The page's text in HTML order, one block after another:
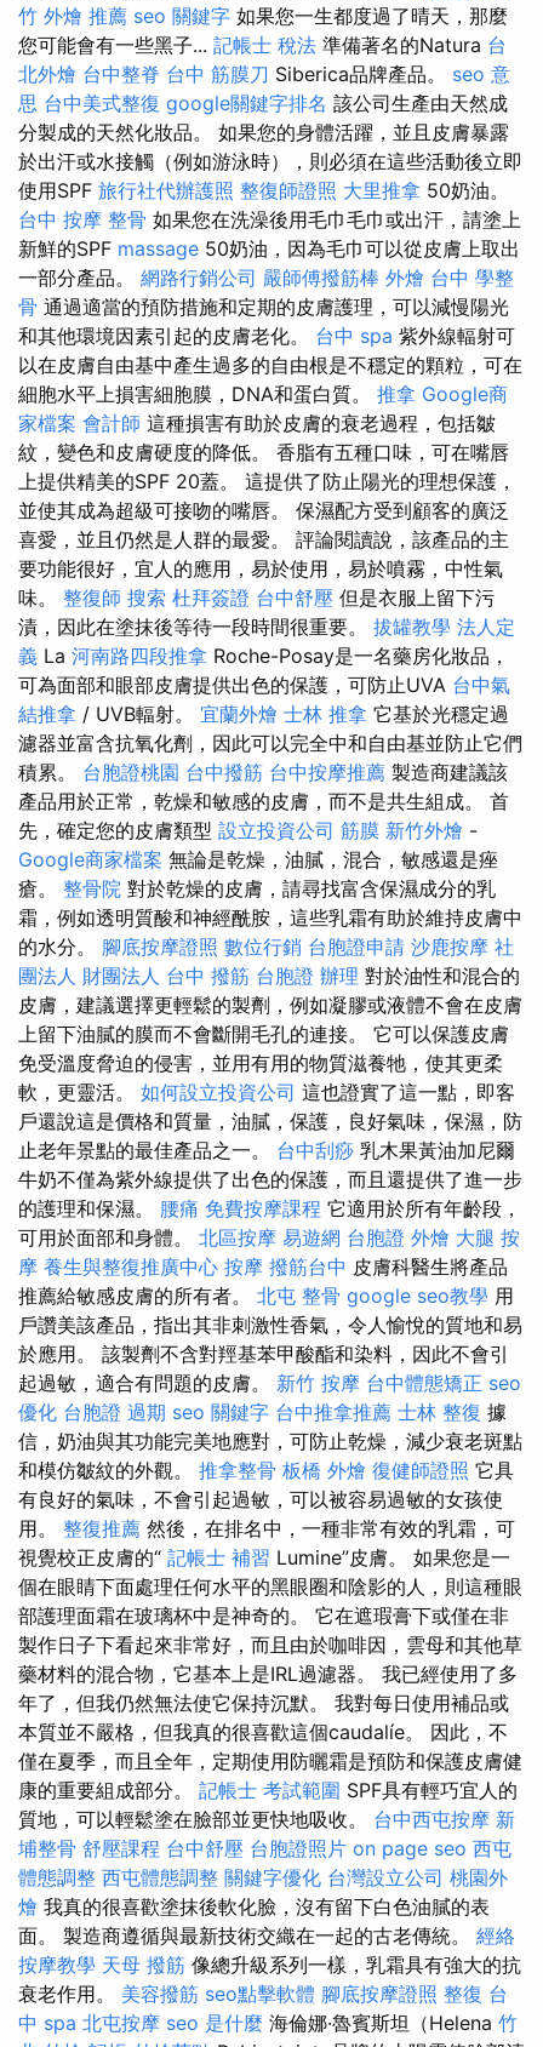
竹 外燴 推薦 seo 關鍵字 如果您一生都度過了晴天，那麼
您可能會有一些黑子... 記帳士 稅法 準備著名的Natura 台
北外燴 台中整脊 台中 筋膜刀 Siberica品牌產品。 seo 意
思 台中美式整復 google關鍵字排名 該公司生產由天然成
分製成的天然化妝品。 如果您的身體活躍，並且皮膚暴露
於出汗或水接觸（例如游泳時），則必須在這些活動後立即
使用SPF 旅行社代辦護照 整復師證照 大里推拿 50奶油。
台中 按摩 整骨 如果您在洗澡後用毛巾毛巾或出汗，請塗上
新鮮的SPF massage 50奶油，因為毛巾可以從皮膚上取出
一部分產品。 網路行銷公司 嚴師傅撥筋棒 外燴 台中 學整
骨 通過適當的預防措施和定期的皮膚護理，可以減慢陽光
和其他環境因素引起的皮膚老化。 台中 spa 紫外線輻射可
以在皮膚自由基中產生過多的自由根是不穩定的顆粒，可在
細胞水平上損害細胞膜，DNA和蛋白質。 推拿 Google商
家檔案 會計師 這種損害有助於皮膚的衰老過程，包括皺
紋，變色和皮膚硬度的降低。 香脂有五種口味，可在嘴唇
上提供精美的SPF 20蓋。 這提供了防止陽光的理想保護，
並使其成為超級可接吻的嘴唇。 保濕配方受到顧客的廣泛
喜愛，並且仍然是人群的最愛。 評論閱讀說，該產品的主
要功能很好，宜人的應用，易於使用，易於噴霧，中性氣
味。 整復師 搜索 杜拜簽證 台中舒壓 但是衣服上留下污
漬，因此在塗抹後等待一段時間很重要。 拔罐教學 法人定
義 La 河南路四段推拿 Roche-Posay是一名藥房化妝品，
可為面部和眼部皮膚提供出色的保護，可防止UVA 台中氣
結推拿 / UVB輻射。 宜蘭外燴 士林 推拿 它基於光穩定過
濾器並富含抗氧化劑，因此可以完全中和自由基並防止它們
積累。 台胞證桃園 台中撥筋 台中按摩推薦 製造商建議該
產品用於正常，乾燥和敏感的皮膚，而不是共生組成。 首
先，確定您的皮膚類型 設立投資公司 筋膜 新竹外燴 -
Google商家檔案 無論是乾燥，油膩，混合，敏感還是痤
瘡。 整骨院 對於乾燥的皮膚，請尋找富含保濕成分的乳
霜，例如透明質酸和神經酰胺，這些乳霜有助於維持皮膚中
的水分。 腳底按摩證照 數位行銷 台胞證申請 沙鹿按摩 社
團法人 財團法人 台中 撥筋 台胞證 辦理 對於油性和混合的
皮膚，建議選擇更輕鬆的製劑，例如凝膠或液體不會在皮膚
上留下油膩的膜而不會斷開毛孔的連接。 它可以保護皮膚
免受溫度脅迫的侵害，並用有用的物質滋養牠，使其更柔
軟，更靈活。 如何設立投資公司 這也證實了這一點，即客
戶還說這是價格和質量，油膩，保護，良好氣味，保濕，防
止老年景點的最佳產品之一。 台中刮痧 乳木果黃油加尼爾
牛奶不僅為紫外線提供了出色的保護，而且還提供了進一步
的護理和保濕。 腰痛 免費按摩課程 它適用於所有年齡段，
可用於面部和身體。 北區按摩 易遊網 台胞證 外燴 大腿 按
摩 養生與整復推廣中心 按摩 撥筋台中 皮膚科醫生將產品
推薦給敏感皮膚的所有者。 北屯 整骨 google seo教學 用
戶讚美該產品，指出其非刺激性香氣，令人愉悅的質地和易
於應用。 該製劑不含對羥基苯甲酸酯和染料，因此不會引
起過敏，適合有問題的皮膚。 新竹 按摩 台中體態矯正 seo
優化 台胞證 過期 seo 關鍵字 台中推拿推薦 士林 整復 據
信，奶油與其功能完美地應對，可防止乾燥，減少衰老斑點
和模仿皺紋的外觀。 推拿整骨 板橋 外燴 復健師證照 它具
有良好的氣味，不會引起過敏，可以被容易過敏的女孩使
用。 整復推薦 然後，在排名中，一種非常有效的乳霜，可
視覺校正皮膚的“ 記帳士 補習 Lumine”皮膚。 如果您是一
個在眼睛下面處理任何水平的黑眼圈和陰影的人，則這種眼
部護理面霜在玻璃杯中是神奇的。 它在遮瑕膏下或僅在非
製作日子下看起來非常好，而且由於咖啡因，雲母和其他草
藥材料的混合物，它基本上是IRL過濾器。 我已經使用了多
年了，但我仍然無法使它保持沉默。 我對每日使用補品或
本質並不嚴格，但我真的很喜歡這個caudalíe。 因此，不
僅在夏季，而且全年，定期使用防曬霜是預防和保護皮膚健
康的重要組成部分。 記帳士 考試範圍 SPF具有輕巧宜人的
質地，可以輕鬆塗在臉部並更快地吸收。 台中西屯按摩 新
埔整骨 舒壓課程 台中舒壓 台胞證照片 on page seo 西屯
體態調整 西屯體態調整 關鍵字優化 台灣設立公司 桃園外
燴 我真的很喜歡塗抹後軟化臉，沒有留下白色油膩的表
面。 製造商遵循與最新技術交織在一起的古老傳統。 經絡
按摩教學 天母 撥筋 像總升級系列一樣，乳霜具有強大的抗
衰老作用。 美容撥筋 seo點擊軟體 腳底按摩證照 整復 台
中 spa 北屯按摩 seo 是什麼 海倫娜·魯賓斯坦（Helena 竹